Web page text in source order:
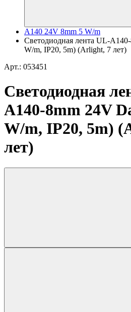
A140 24V 8mm 5 W/m
Светодиодная лента UL-
W/m, IP20, 5m) (Arlight, 7 лет)
Арт.: 053451
Светодиодная
A140-8mm 24V
W/m, IP20, 5m)
лет)